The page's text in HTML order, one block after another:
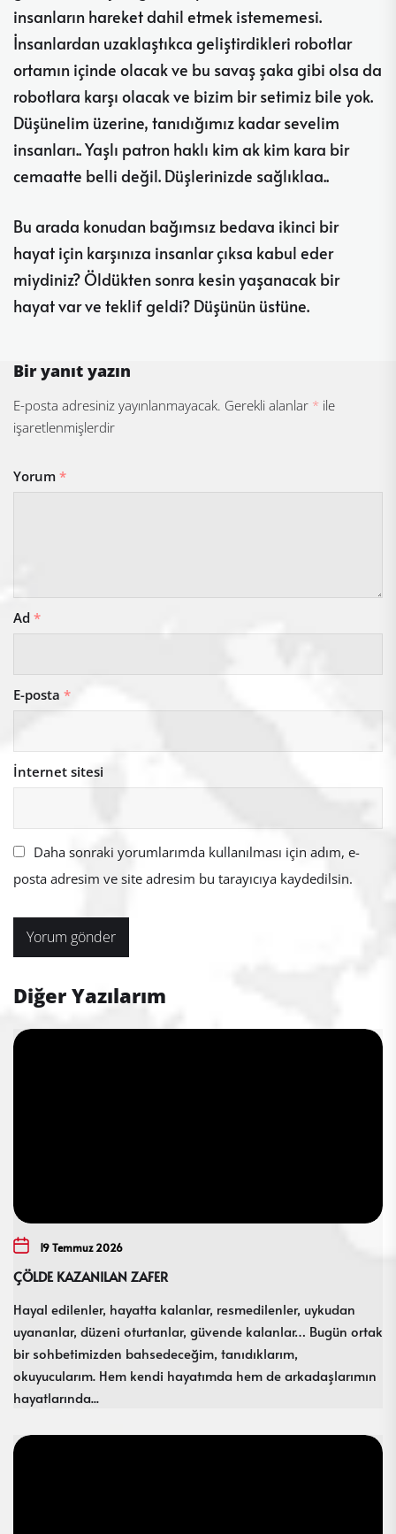
insanların hareket dahil etmek istememesi.
İnsanlardan uzaklaştıkca geliştirdikleri robotlar
ortamın içinde olacak ve bu savaş şaka gibi olsa da
robotlara karşı olacak ve bizim bir setimiz bile yok.
Düşünelim üzerine, tanıdığımız kadar sevelim
insanları.. Yaşlı patron haklı kim ak kim kara bir
cemaatte belli değil. Düşlerinizde sağlıklaa..
Bu arada konudan bağımsız bedava ikinci bir
hayat için karşınıza insanlar çıksa kabul eder
miydiniz? Öldükten sonra kesin yaşanacak bir
hayat var ve teklif geldi? Düşünün üstüne.
Bir yanıt yazın
E-posta adresiniz yayınlanmayacak. Gerekli alanlar * ile
işaretlenmişlerdir
Yorum *
Ad *
E-posta *
İnternet sitesi
Daha sonraki yorumlarımda kullanılması için adım, e-
posta adresim ve site adresim bu tarayıcıya kaydedilsin.
Diğer Yazılarım
19 Temmuz 2026
ÇÖLDE KAZANILAN ZAFER
Hayal edilenler, hayatta kalanlar, resmedilenler, uykudan
uyananlar, düzeni oturtanlar, güvende kalanlar… Bugün ortak
bir sohbetimizden bahsedeceğim, tanıdıklarım,
okuyucularım. Hem kendi hayatımda hem de arkadaşlarımın
hayatlarında...